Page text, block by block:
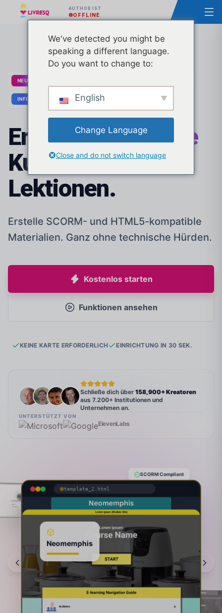
AUTHOR IST
OFFLINE
AUTHOR IST
LIVE
NEU
INFO Reguli de publicare în bibliotecă
Erstellegroßartige
Kurse und
Lektionen.
Erstelle SCORM- und HTML5-kompatible
Materialien. Ganz ohne technische Hürden.
Kostenlos starten
Funktionen ansehen
KEINE KARTE ERFORDERLICH EINRICHTUNG IN 30 SEK.
Schließe dich über 158,900+ Kreatoren
aus 7.200+ Institutionen und
Unternehmen an.
UNTERSTÜTZT VON
ElevenLabs
We've detected you might be
speaking a different language.
Do you want to change to:
English
Change Language
Close and do not switch language